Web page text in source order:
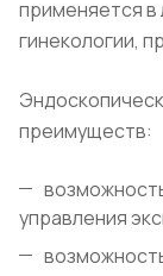
применяется в
гинекологии,
преимуществ:
управления